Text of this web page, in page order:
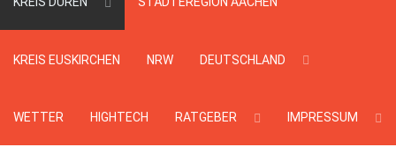
KREIS EUSKIRCHEN NRW DEUTSCHLAND
WETTER HIGHTECH RATGEBER IMPRESSUM